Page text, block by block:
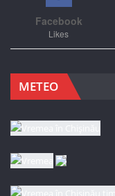
Facebook
Likes
METEO